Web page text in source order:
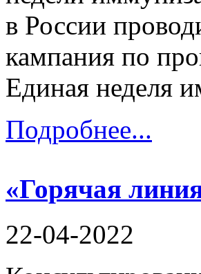
в России
кампания по
Единая неделя
Подробнее...
«Горячая
22-04-2022